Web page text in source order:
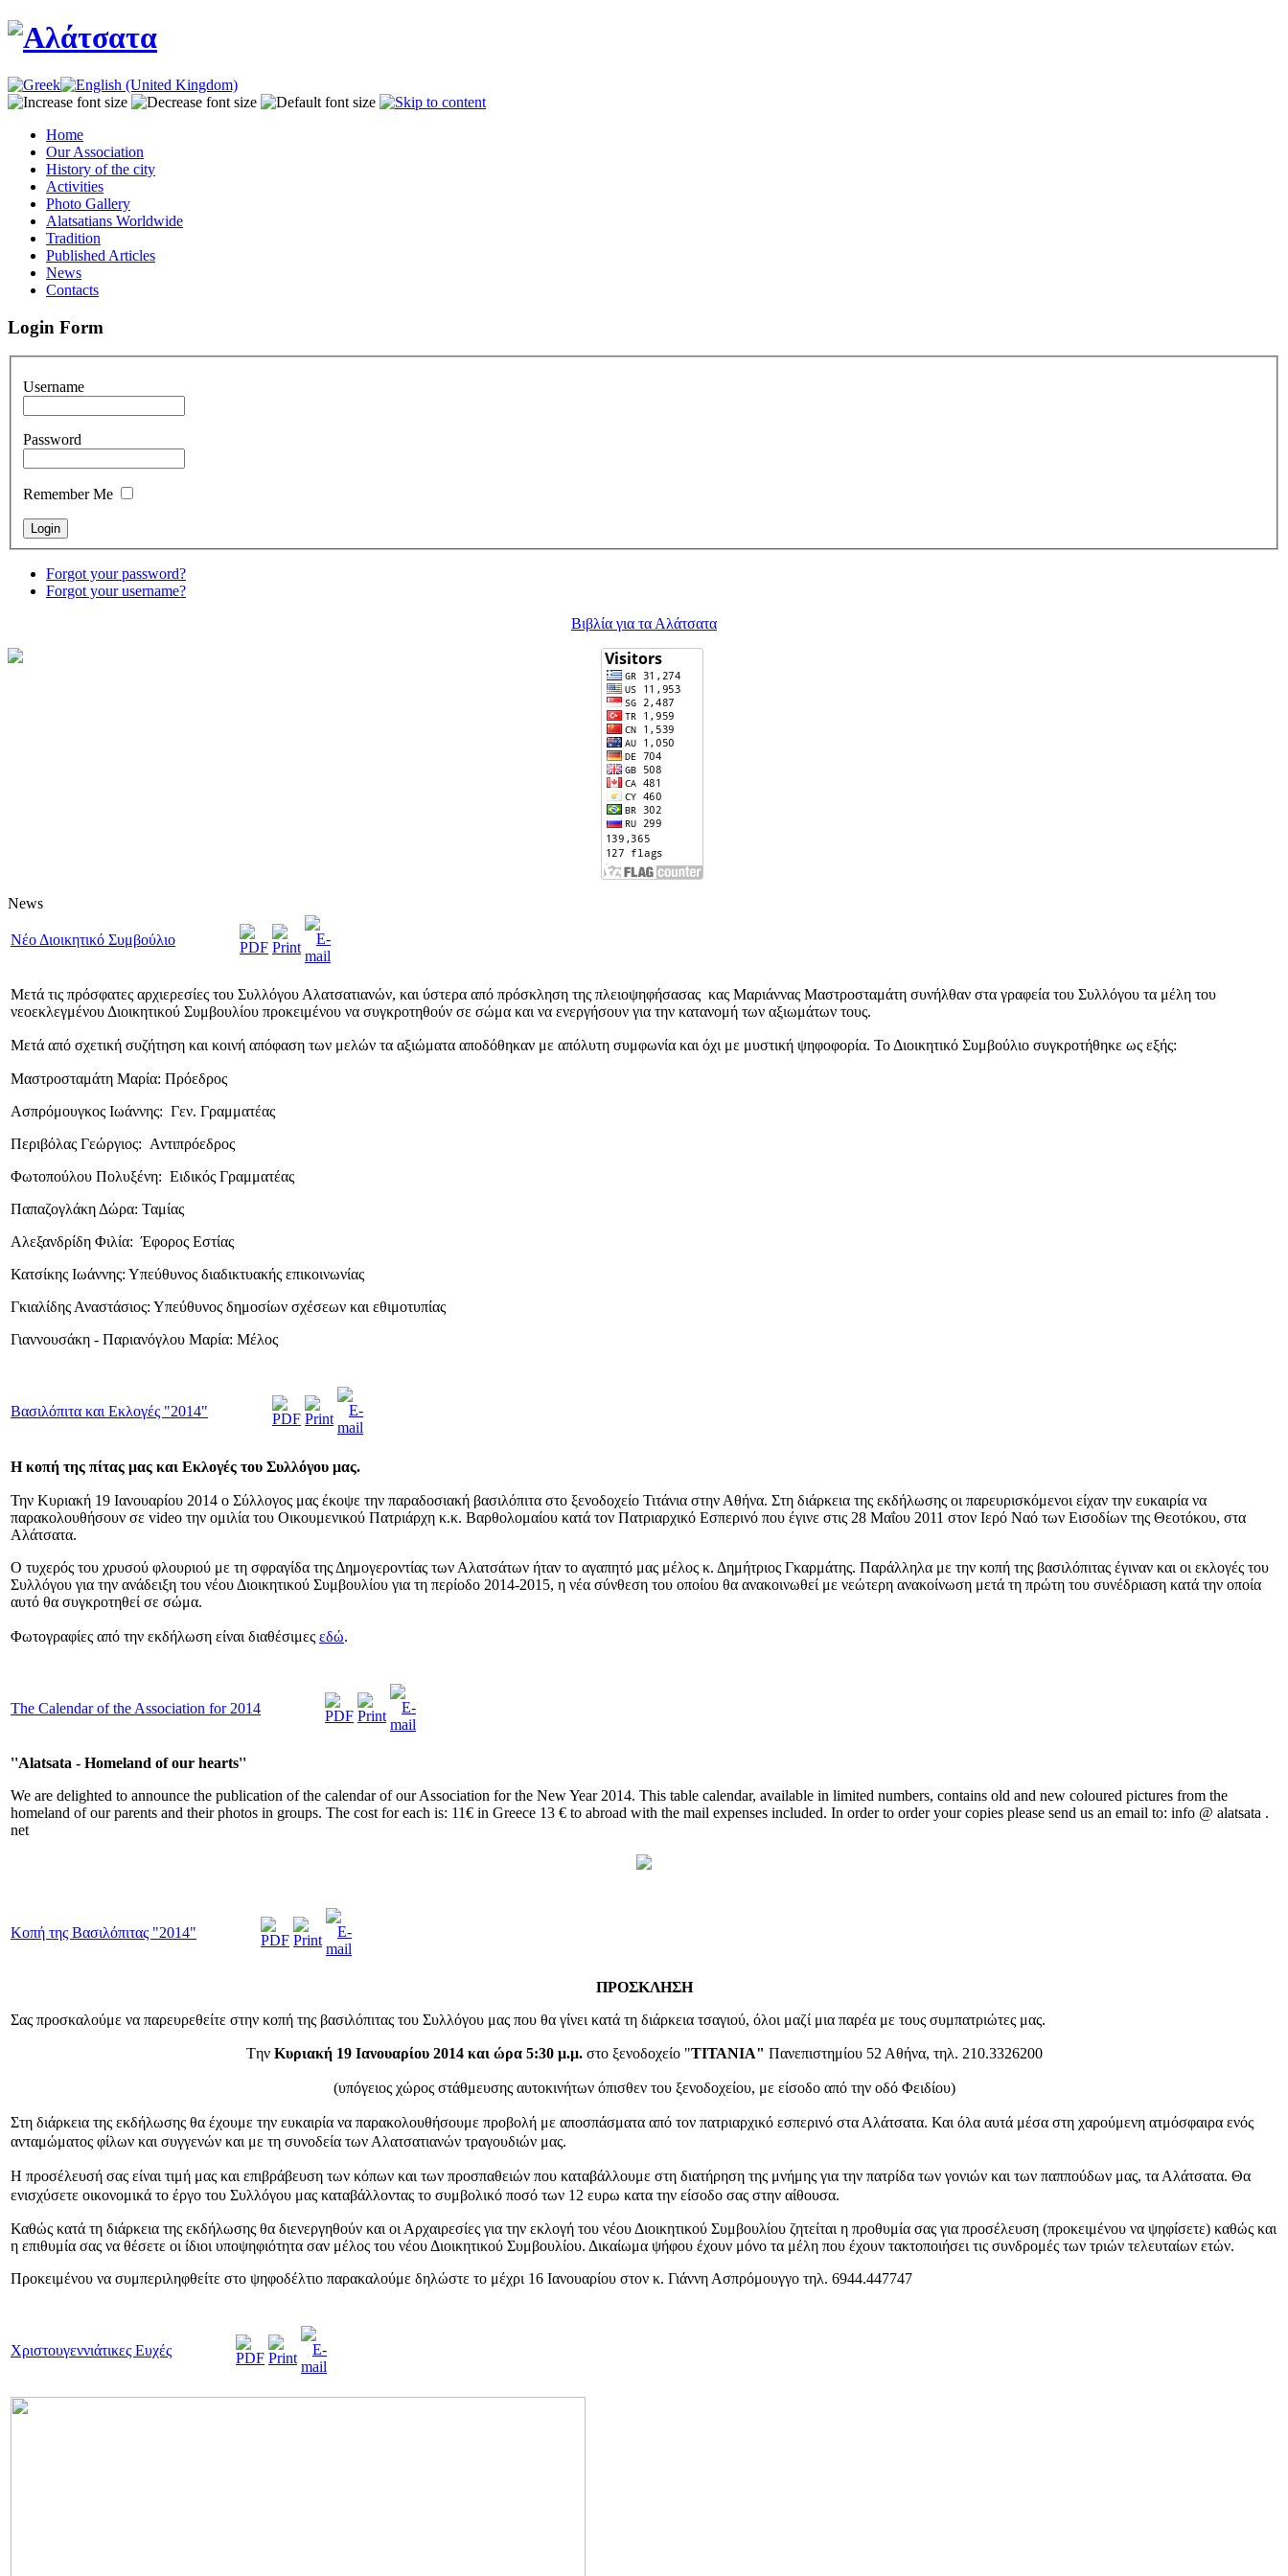
Home
Our Association
History of the city
Activities
Photo Gallery
Alatsatians Worldwide
Tradition
Published Articles
News
Contacts
Login Form
Username
Password
Remember Me
Forgot your password?
Forgot your username?
Βιβλία για τα Αλάτσατα
News
Νέο Διοικητικό Συμβούλιο
Μετά τις πρόσφατες αρχιερεσίες του Συλλόγου Αλατσατιανών, και ύστερα από πρόσκληση της πλειοψηφήσασας κας Μαριάννας Μαστροσταμάτη συνήλθαν στα γραφεία του Συλλόγου τα μέλη του
νεοεκλεγμένου Διοικητικού Συμβουλίου προκειμένου να συγκροτηθούν σε σώμα και να ενεργήσουν για την κατανομή των αξιωμάτων τους.
Μετά από σχετική συζήτηση και κοινή απόφαση των μελών τα αξιώματα αποδόθηκαν με απόλυτη συμφωνία και όχι με μυστική ψηφοφορία. Το Διοικητικό Συμβούλιο συγκροτήθηκε ως εξής:
Μαστροσταμάτη Μαρία: Πρόεδρος
Ασπρόμουγκος Ιωάννης: Γεν. Γραμματέας
Περιβόλας Γεώργιος: Αντιπρόεδρος
Φωτοπούλου Πολυξένη: Ειδικός Γραμματέας
Παπαζογλάκη Δώρα: Ταμίας
Αλεξανδρίδη Φιλία: Έφορος Εστίας
Κατσίκης Ιωάννης: Υπεύθυνος διαδικτυακής επικοινωνίας
Γκιαλίδης Αναστάσιος: Υπεύθυνος δημοσίων σχέσεων και εθιμοτυπίας
Γιαννουσάκη - Παριανόγλου Μαρία: Μέλος
Βασιλόπιτα και Εκλογές "2014"
Η κοπή της πίτας μας και Εκλογές του Συλλόγου μας.
Την Κυριακή 19 Ιανουαρίου 2014 ο Σύλλογος μας έκοψε την παραδοσιακή βασιλόπιτα στο ξενοδοχείο Τιτάνια στην Αθήνα. Στη διάρκεια της εκδήλωσης οι παρευρισκόμενοι είχαν την ευκαιρία να
παρακολουθήσουν σε video την ομιλία του Οικουμενικού Πατριάρχη κ.κ. Βαρθολομαίου κατά τον Πατριαρχικό Εσπερινό που έγινε στις 28 Μαΐου 2011 στον Ιερό Ναό των Εισοδίων της Θεοτόκου, στα
Αλάτσατα.
Ο τυχερός του χρυσού φλουριού με τη σφραγίδα της Δημογεροντίας των Αλατσάτων ήταν το αγαπητό μας μέλος κ. Δημήτριος Γκαρμάτης. Παράλληλα με την κοπή της βασιλόπιτας έγιναν και οι εκλογές του
Συλλόγου για την ανάδειξη του νέου Διοικητικού Συμβουλίου για τη περίοδο 2014-2015, η νέα σύνθεση του οποίου θα ανακοινωθεί με νεώτερη ανακοίνωση μετά τη πρώτη του συνέδριαση κατά την οποία
αυτό θα συγκροτηθεί σε σώμα.
Φωτογραφίες από την εκδήλωση είναι διαθέσιμες εδώ.
The Calendar of the Association for 2014
''Alatsata - Homeland of our hearts''
We are delighted to announce the publication of the calendar of our Association for the New Year 2014. This table calendar, available in limited numbers, contains old and new coloured pictures from the
homeland of our parents and their photos in groups. The cost for each is: 11€ in Greece 13 € to abroad with the mail expenses included. In order to order your copies please send us an email to: info @ alatsata .
net
Κοπή της Βασιλόπιτας "2014"
ΠΡΟΣΚΛΗΣΗ
Σας προσκαλούμε να παρευρεθείτε στην κοπή της βασιλόπιτας του Συλλόγου μας που θα γίνει κατά τη διάρκεια τσαγιού, όλοι μαζί μια παρέα με τους συμπατριώτες μας.
TηνΚυριακή 19 Ιανουαρίου 2014 και ώρα 5:30 μ.μ. στο ξενοδοχείο "ΤΙΤΑΝΙΑ" Πανεπιστημίου 52 Αθήνα, τηλ. 210.3326200
(υπόγειος χώρος στάθμευσης αυτοκινήτων όπισθεν του ξενοδοχείου, με είσοδο από την οδό Φειδίου)
Στη διάρκεια της εκδήλωσης θα έχουμε την ευκαιρία να παρακολουθήσουμε προβολή με αποσπάσματα από τον πατριαρχικό εσπερινό στα Αλάτσατα. Και όλα αυτά μέσα στη χαρούμενη ατμόσφαιρα ενός
ανταμώματος φίλων και συγγενών και με τη συνοδεία των Αλατσατιανών τραγουδιών μας.
Η προσέλευσή σας είναι τιμή μας και επιβράβευση των κόπων και των προσπαθειών που καταβάλλουμε στη διατήρηση της μνήμης για την πατρίδα των γονιών και των παππούδων μας, τα Αλάτσατα. Θα
ενισχύσετε οικονομικά το έργο του Συλλόγου μας καταβάλλοντας το συμβολικό ποσό των 12 ευρω κατα την είσοδο σας στην αίθουσα.
Καθώς κατά τη διάρκεια της εκδήλωσης θα διενεργηθούν και οι Αρχαιρεσίες για την εκλογή του νέου Διοικητικού Συμβουλίου ζητείται η προθυμία σας για προσέλευση (προκειμένου να ψηφίσετε) καθώς και
η επιθυμία σας να θέσετε οι ίδιοι υποψηφιότητα σαν μέλος του νέου Διοικητικού Συμβουλίου. Δικαίωμα ψήφου έχουν μόνο τα μέλη που έχουν τακτοποιήσει τις συνδρομές των τριών τελευταίων ετών.
Προκειμένου να συμπεριληφθείτε στο ψηφοδέλτιο παρακαλούμε δηλώστε το μέχρι 16 Ιανουαρίου στον κ. Γιάννη Ασπρόμουγγο τηλ. 6944.447747
Χριστουγεννιάτικες Ευχές